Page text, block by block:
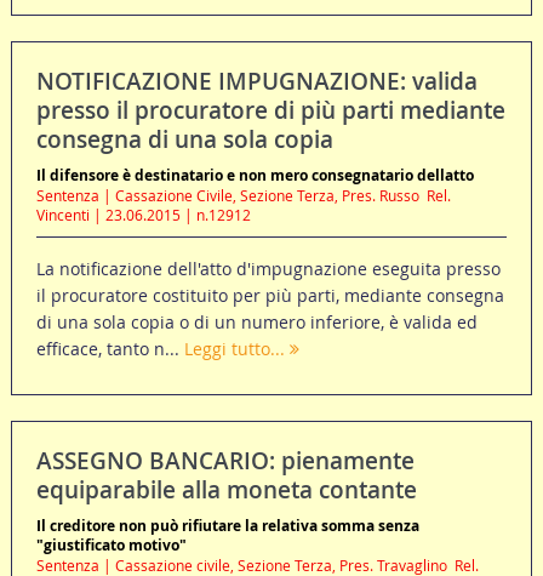
NOTIFICAZIONE IMPUGNAZIONE: valida
presso il procuratore di più parti mediante
consegna di una sola copia
Il difensore è destinatario e non mero consegnatario dellatto
Sentenza | Cassazione Civile, Sezione Terza, Pres. Russo  Rel.
Vincenti | 23.06.2015 | n.12912
La notificazione dell'atto d'impugnazione eseguita presso
il procuratore costituito per più parti, mediante consegna
di una sola copia o di un numero inferiore, è valida ed
efficace, tanto n... Leggi tutto...
ASSEGNO BANCARIO: pienamente
equiparabile alla moneta contante
Il creditore non può rifiutare la relativa somma senza
"giustificato motivo"
Sentenza | Cassazione civile, Sezione Terza, Pres. Travaglino  Rel.